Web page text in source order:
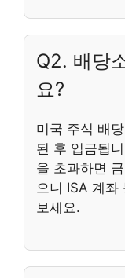
Q2. 배당
요?
미국 주식 배
된 후 입금됩
을 초과하면
으니 ISA 계좌
보세요.